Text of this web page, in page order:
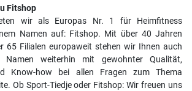
Fitshop
wir als Europas Nr. 1 für Heimfitness
Namen auf: Fitshop. Mit über 40 Jahren
65 Filialen europaweit stehen wir Ihnen auch
weiterhin mit gewohnter Qualität,
Know-how bei allen Fragen zum Thema
Ob Sport-Tiedje oder Fitshop: Wir freuen uns